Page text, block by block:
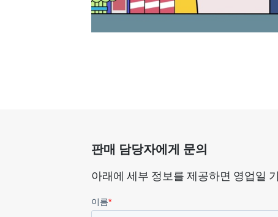
판매 담당자에게 문의
아래에 세부 정보를 제공하면 영업일